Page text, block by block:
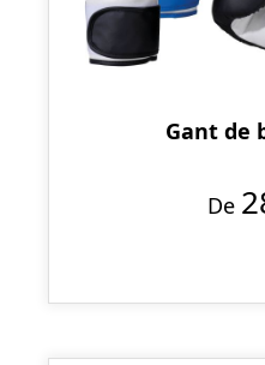
Gant de
De